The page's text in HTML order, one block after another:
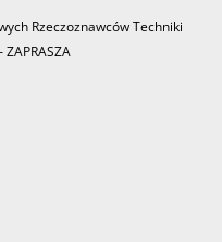
Rzeczoznawców Techniki
ZAPRASZA